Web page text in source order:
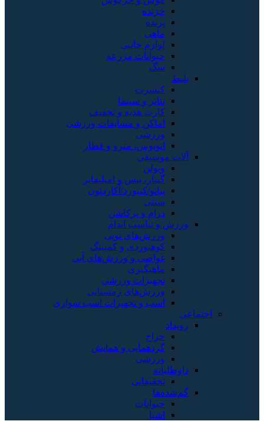
خزنده
پرنده
ماهی
لوازم جانبی
حیوانات مزرعه
سگ
بلیط
کنسرت
تئاتر و سینما
کارت هدیه و تخفیف
اماکن و مسابقات ورزشی
ورزشی
اتوبوس، مترو و قطار
آلات موسیقی
ویولن
گیتار، بیس و امپلیفایر
پیانو/کیبورد/آکاردئون
سنتی
درام و پرکاشن
ورزش و تناسب اندام
ورزش‌های توپی
کوهنوردی و کمپینگ
غواصی و ورزش‌های آبی
ماهیگیری
تجهیزات ورزشی
ورزش‌های زمستانی
اسب و تجهیزات اسب سواری
اجتماعی
رویداد
حراج
گردهمایی و همایش
ورزشی
داوطلبانه
تحقیقاتی
گم‌شده‌ها
حیوانات
اشیا